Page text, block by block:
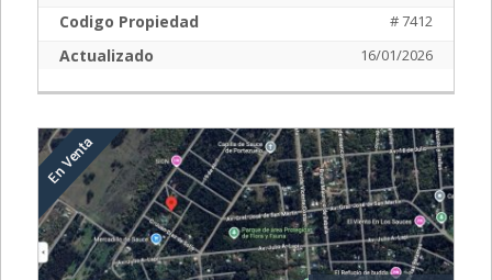
Codigo Propiedad # 7412
Actualizado 16/01/2026